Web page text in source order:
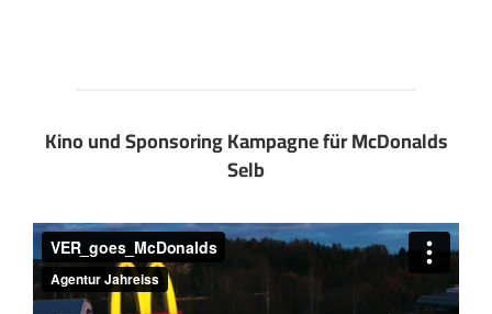
Kino und Sponsoring Kampagne für McDonalds
Selb